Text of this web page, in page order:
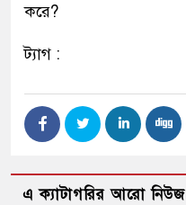
করে?
ট্যাগ :
এ ক্যাটাগরির আরো নিউজ